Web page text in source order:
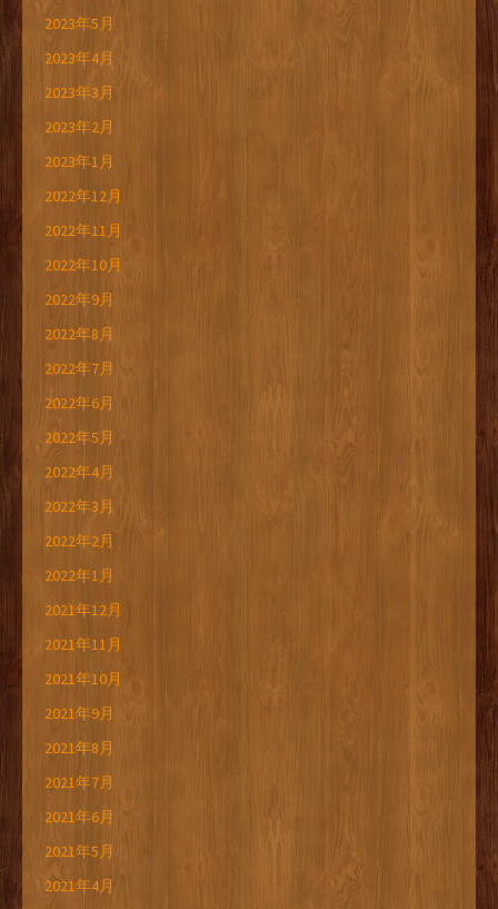
2023年5月
2023年4月
2023年3月
2023年2月
2023年1月
2022年12月
2022年11月
2022年10月
2022年9月
2022年8月
2022年7月
2022年6月
2022年5月
2022年4月
2022年3月
2022年2月
2022年1月
2021年12月
2021年11月
2021年10月
2021年9月
2021年8月
2021年7月
2021年6月
2021年5月
2021年4月